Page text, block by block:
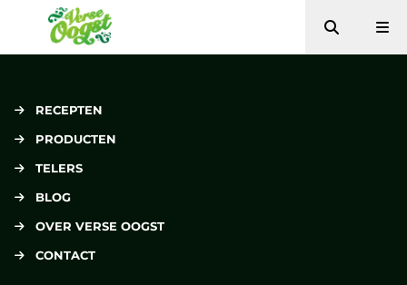
Verse Oogst
Zoeken
RECEPTEN
PRODUCTEN
TELERS
BLOG
OVER VERSE OOGST
CONTACT